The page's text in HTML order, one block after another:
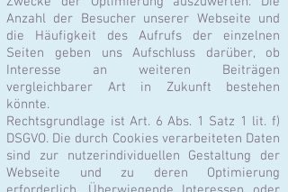
Anzahl der Besucher unserer Webseite und
die Häufigkeit des Aufrufs der einzelnen
Seiten geben uns Aufschluss darüber, ob
Interesse an weiteren Beiträgen
vergleichbarer Art in Zukunft bestehen
könnte.
Rechtsgrundlage ist Art. 6 Abs. 1 Satz 1 lit. f)
DSGVO. Die durch Cookies verarbeiteten Daten
sind zur nutzerindividuellen Gestaltung der
Webseite und zu deren Optimierung